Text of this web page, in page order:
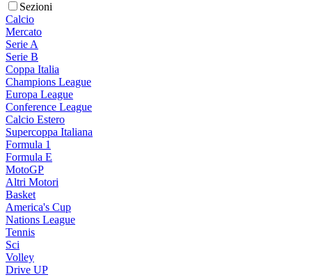
Sezioni
Calcio
Mercato
Serie A
Serie B
Coppa Italia
Champions League
Europa League
Conference League
Calcio Estero
Supercoppa Italiana
Formula 1
Formula E
MotoGP
Altri Motori
Basket
America's Cup
Nations League
Tennis
Sci
Volley
Drive UP